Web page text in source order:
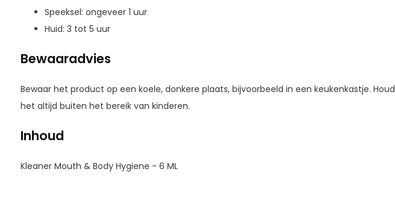
Speeksel: ongeveer 1 uur
Huid: 3 tot 5 uur
Bewaaradvies
Bewaar het product op een koele, donkere plaats, bijvoorbeeld in een keukenkastje. Houd
het altijd buiten het bereik van kinderen.
Inhoud
Kleaner Mouth & Body Hygiene - 6 ML